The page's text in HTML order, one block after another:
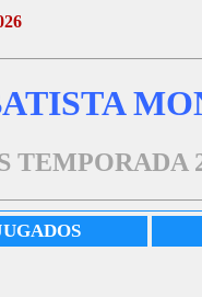
TEMPORADA